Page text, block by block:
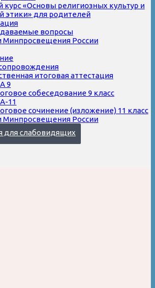
курс «Основы религиозных культур и
этики» для родителей
вопросы
Минпросвещения России
итоговая аттестация
9
собеседование 9 класс
11
сочинение (изложение) 11 класс
Минпросвещения России
для слабовидящих